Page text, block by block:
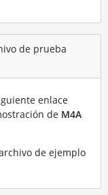
de prueba
enlace
de M4A
de ejemplo